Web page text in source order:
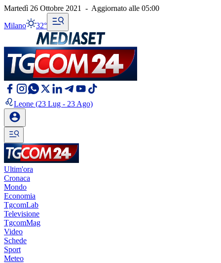
Martedì 26 Ottobre 2021 - Aggiornato alle 05:00
Milano 32°
Leone (23 Lug - 23 Ago)
Ultim'ora
Cronaca
Mondo
Economia
TgcomLab
Televisione
TgcomMag
Video
Schede
Sport
Meteo